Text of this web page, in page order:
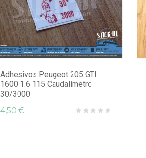
Adhesivos Peugeot 205 GTI
1600 1.6 115 Caudalímetro
30/3000
4,50 €